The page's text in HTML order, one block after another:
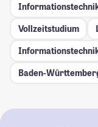
Vollzeitstudium
Baden-